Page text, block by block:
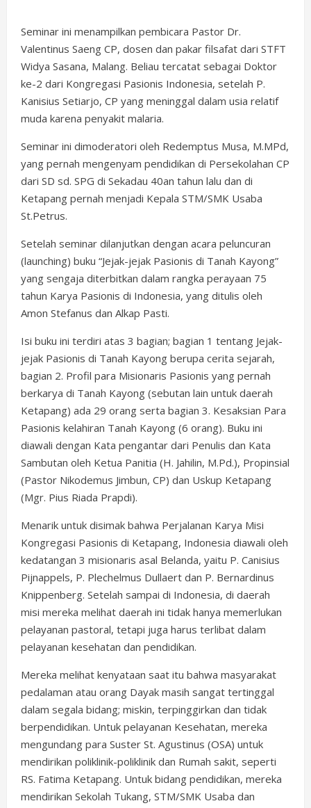
Seminar ini menampilkan pembicara Pastor Dr.
Valentinus Saeng CP, dosen dan pakar filsafat dari STFT
Widya Sasana, Malang. Beliau tercatat sebagai Doktor
ke-2 dari Kongregasi Pasionis Indonesia, setelah P.
Kanisius Setiarjo, CP yang meninggal dalam usia relatif
muda karena penyakit malaria.
Seminar ini dimoderatori oleh Redemptus Musa, M.MPd,
yang pernah mengenyam pendidikan di Persekolahan CP
dari SD sd. SPG di Sekadau 40an tahun lalu dan di
Ketapang pernah menjadi Kepala STM/SMK Usaba
St.Petrus.
Setelah seminar dilanjutkan dengan acara peluncuran
(launching) buku “Jejak-jejak Pasionis di Tanah Kayong”
yang sengaja diterbitkan dalam rangka perayaan 75
tahun Karya Pasionis di Indonesia, yang ditulis oleh
Amon Stefanus dan Alkap Pasti.
Isi buku ini terdiri atas 3 bagian; bagian 1 tentang Jejak-
jejak Pasionis di Tanah Kayong berupa cerita sejarah,
bagian 2. Profil para Misionaris Pasionis yang pernah
berkarya di Tanah Kayong (sebutan lain untuk daerah
Ketapang) ada 29 orang serta bagian 3. Kesaksian Para
Pasionis kelahiran Tanah Kayong (6 orang). Buku ini
diawali dengan Kata pengantar dari Penulis dan Kata
Sambutan oleh Ketua Panitia (H. Jahilin, M.Pd.), Propinsial
(Pastor Nikodemus Jimbun, CP) dan Uskup Ketapang
(Mgr. Pius Riada Prapdi).
Menarik untuk disimak bahwa Perjalanan Karya Misi
Kongregasi Pasionis di Ketapang, Indonesia diawali oleh
kedatangan 3 misionaris asal Belanda, yaitu P. Canisius
Pijnappels, P. Plechelmus Dullaert dan P. Bernardinus
Knippenberg. Setelah sampai di Indonesia, di daerah
misi mereka melihat daerah ini tidak hanya memerlukan
pelayanan pastoral, tetapi juga harus terlibat dalam
pelayanan kesehatan dan pendidikan.
Mereka melihat kenyataan saat itu bahwa masyarakat
pedalaman atau orang Dayak masih sangat tertinggal
dalam segala bidang; miskin, terpinggirkan dan tidak
berpendidikan. Untuk pelayanan Kesehatan, mereka
mengundang para Suster St. Agustinus (OSA) untuk
mendirikan poliklinik-poliklinik dan Rumah sakit, seperti
RS. Fatima Ketapang. Untuk bidang pendidikan, mereka
mendirikan Sekolah Tukang, STM/SMK Usaba dan